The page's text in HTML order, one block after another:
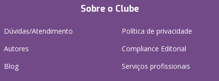
Sobre o Clube
Dúvidas/Atendimento
Autores
Blog
Política de privacidade
Compliance Editorial
Serviços profissionais